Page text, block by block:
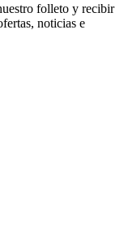
folleto y recibir
noticias e